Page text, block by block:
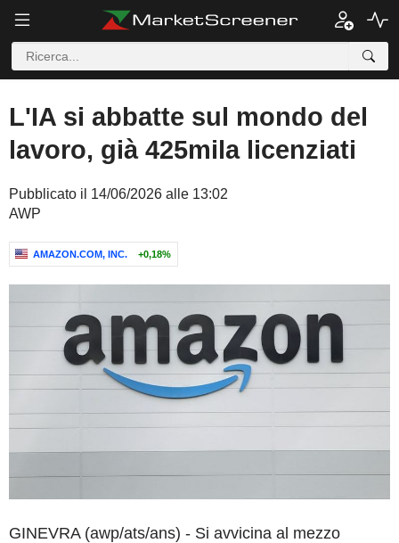
L'IA si abbatte sul mondo del
lavoro, già 425mila licenziati
Pubblicato il 14/06/2026 alle 13:02
AWP
AMAZON.COM, INC. +0,18%
GINEVRA (awp/ats/ans) - Si avvicina al mezzo